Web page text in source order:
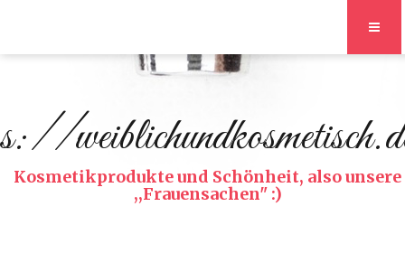
s://
Kosmetikprodukte und Schönheit, also unsere
,,Frauensachen" :)